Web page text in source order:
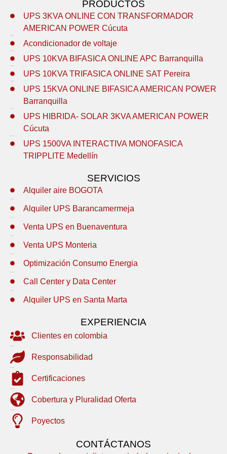
PRODUCTOS
UPS 3KVA ONLINE CON TRANSFORMADOR
AMERICAN POWER Cúcuta
Acondicionador de voltaje
UPS 10KVA BIFASICA ONLINE APC Barranquilla
UPS 10KVA TRIFASICA ONLINE SAT Pereira
UPS 15KVA ONLINE BIFASICA AMERICAN POWER
Barranquilla
UPS HIBRIDA- SOLAR 3KVA AMERICAN POWER
Cúcuta
UPS 1500VA INTERACTIVA MONOFASICA
TRIPPLITE Medellín
SERVICIOS
Alquiler aire BOGOTA
Alquiler UPS Barancamermeja
Venta UPS en Buenaventura
Venta UPS Monteria
Optimización Consumo Energia
Call Center y Data Center
Alquiler UPS en Santa Marta
EXPERIENCIA
Clientes en colombia
Responsabilidad
Certificaciones
Cobertura y Pluralidad Oferta
Poyectos
CONTÁCTANOS